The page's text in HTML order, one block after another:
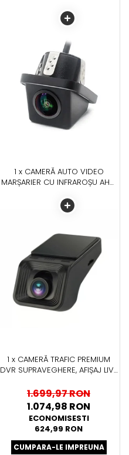
ANDROID, P-OCTACORE / 2GB
RAM + 32GB ROM, 9 INCH -
1 x CAMERĂ AUTO VIDEO
MARȘARIER CU INFRAROȘU AHD,
DESCHIS 155° - AD-BGCM10-G
1 x CAMERĂ TRAFIC PREMIUM
DVR SUPRAVEGHERE, AFIȘAJ LIVE
PE SD - AD-BGCMDVR3
1.699,97 RON
1.074,98 RON
ECONOMISESTI
624,99 RON
CUMPARA-LE IMPREUNA